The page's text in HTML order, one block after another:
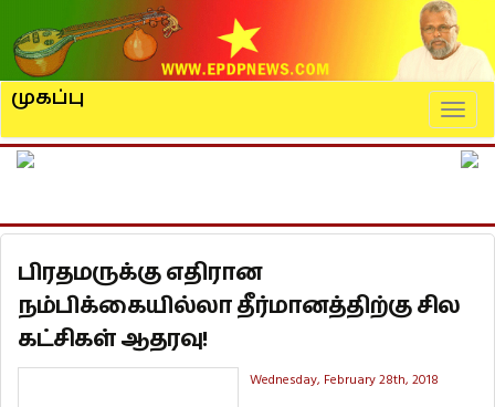
முகப்பு
பிரதமருக்கு எதிரான
நம்பிக்கையில்லா தீர்மானத்திற்கு சில
கட்சிகள் ஆதரவு!
Wednesday, February 28th, 2018